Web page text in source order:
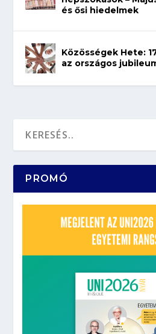
és ősi hiedelmek
Közösségek Hete:
az országos
PROMÓ